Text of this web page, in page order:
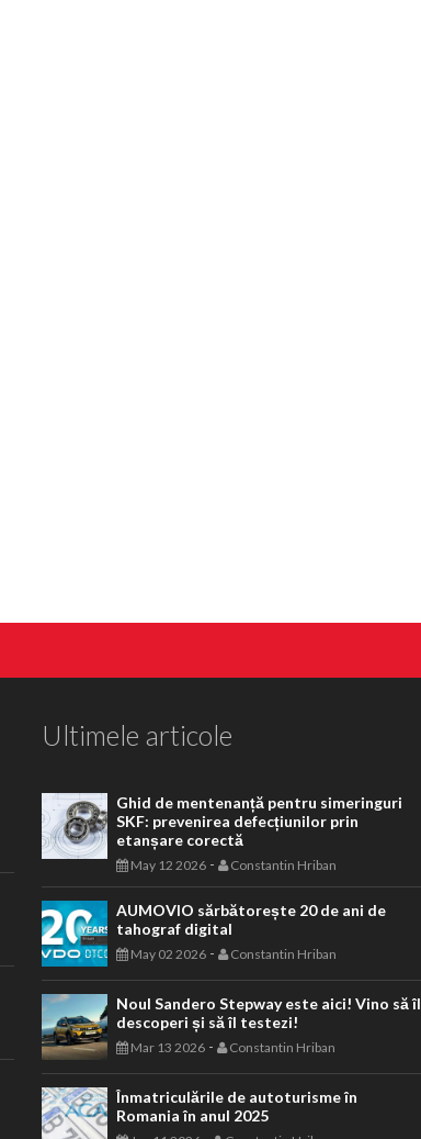
Ultimele articole
Ghid de mentenanță pentru simeringuri
SKF: prevenirea defecțiunilor prin
etanșare corectă
May 12 2026 - Constantin Hriban
AUMOVIO sărbătorește 20 de ani de
tahograf digital
May 02 2026 - Constantin Hriban
Noul Sandero Stepway este aici! Vino să îl
descoperi și să îl testezi!
Mar 13 2026 - Constantin Hriban
Înmatriculările de autoturisme în
Romania în anul 2025